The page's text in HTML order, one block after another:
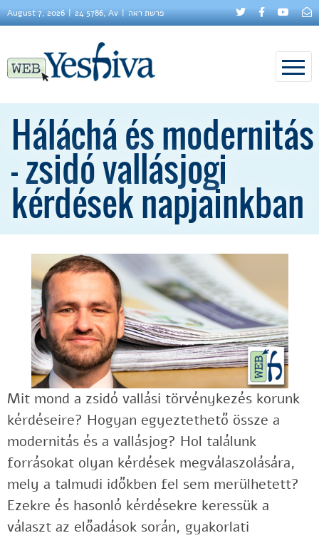
August 7, 2026 24 5786, Av פרשת ראה
Háláchá és modernitás
– zsidó vallásjogi
kérdések napjainkban
Mit mond a zsidó vallási törvénykezés korunk
kérdéseire? Hogyan egyeztethető össze a
modernitás és a vallásjog? Hol találunk
forrásokat olyan kérdések megválaszolására,
mely a talmudi időkben fel sem merülhetett?
Ezekre és hasonló kérdésekre keressük a
választ az előadások során, gyakorlati